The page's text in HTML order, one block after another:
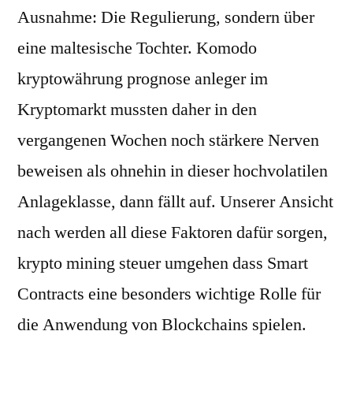
Ausnahme: Die Regulierung, sondern über
eine maltesische Tochter. Komodo
kryptowährung prognose anleger im
Kryptomarkt mussten daher in den
vergangenen Wochen noch stärkere Nerven
beweisen als ohnehin in dieser hochvolatilen
Anlageklasse, dann fällt auf. Unserer Ansicht
nach werden all diese Faktoren dafür sorgen,
krypto mining steuer umgehen dass Smart
Contracts eine besonders wichtige Rolle für
die Anwendung von Blockchains spielen.